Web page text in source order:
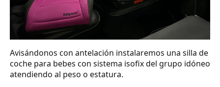
Avisándonos con antelación instalaremos una silla de
coche para bebes con sistema isofix del grupo idóneo
atendiendo al peso o estatura.